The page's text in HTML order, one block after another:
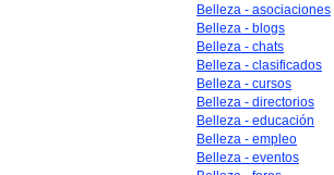
Belleza - asociaciones
Belleza - blogs
Belleza - chats
Belleza - clasificados
Belleza - cursos
Belleza - directorios
Belleza - educación
Belleza - empleo
Belleza - eventos